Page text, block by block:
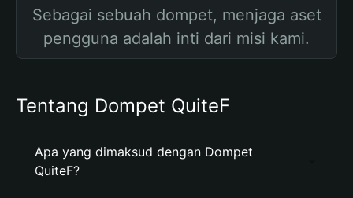
Sebagai sebuah dompet, menjaga aset
pengguna adalah inti dari misi kami.
Tentang Dompet QuiteF
Apa yang dimaksud dengan Dompet
QuiteF?